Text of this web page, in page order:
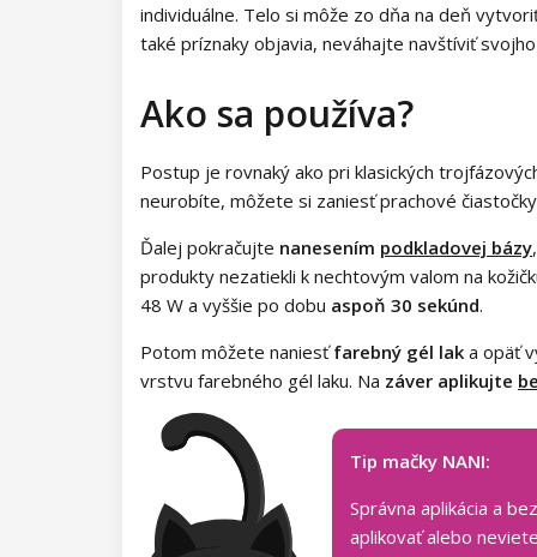
individuálne. Telo si môže zo dňa na deň
také príznaky objavia, neváhajte navštíviť
Ako sa používa?
Postup je rovnaký ako pri klasických
neurobíte, môžete si zaniesť prachové
Ďalej pokračujte nanesením podkladovej bázy
produkty nezatiekli k nechtovým valom na
48 W a vyššie po dobu aspoň 30 sekúnd.
Potom môžete naniesťfarebný gél lak a opäť
vrstvu farebného gél laku. Na záver aplikujte
Tip mačky NANI:
Správna aplikácia a
aplikovať alebo